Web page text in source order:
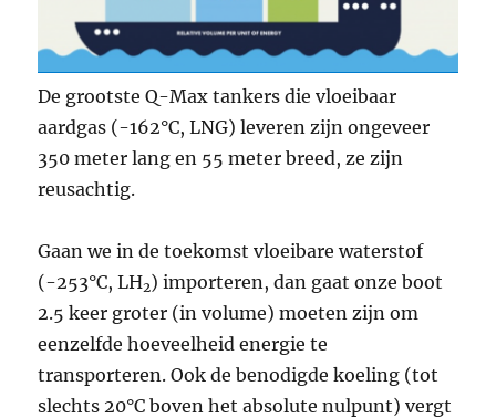
De grootste Q-Max tankers die vloeibaar
aardgas (-162°C, LNG) leveren zijn ongeveer
350 meter lang en 55 meter breed, ze zijn
reusachtig.
Gaan we in de toekomst vloeibare waterstof
(-253°C, LH2) importeren, dan gaat onze boot
2.5 keer groter (in volume) moeten zijn om
eenzelfde hoeveelheid energie te
transporteren. Ook de benodigde koeling (tot
slechts 20°C boven het absolute nulpunt) vergt